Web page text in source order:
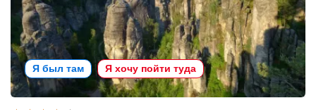
Я был там Я хочу пойти туда